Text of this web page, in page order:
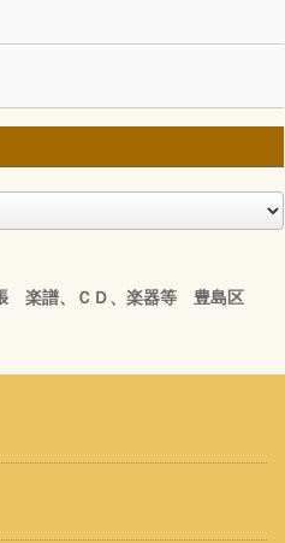
楽譜、ＣＤ、楽器等 豊島区